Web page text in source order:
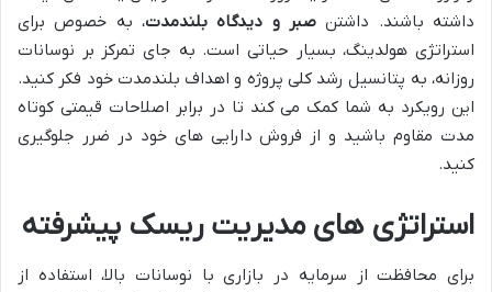
داشته باشند. داشتن صبر و دیدگاه بلندمدت، به خصوص برای
استراتژی هولدینگ، بسیار حیاتی است. به جای تمرکز بر نوسانات
روزانه، به پتانسیل رشد کلی پروژه و اهداف بلندمدت خود فکر کنید.
این رویکرد به شما کمک می کند تا در برابر اصلاحات قیمتی کوتاه
مدت مقاوم باشید و از فروش دارایی های خود در ضرر جلوگیری
کنید.
استراتژی های مدیریت ریسک پیشرفته
برای محافظت از سرمایه در بازاری با نوسانات بالا، استفاده از